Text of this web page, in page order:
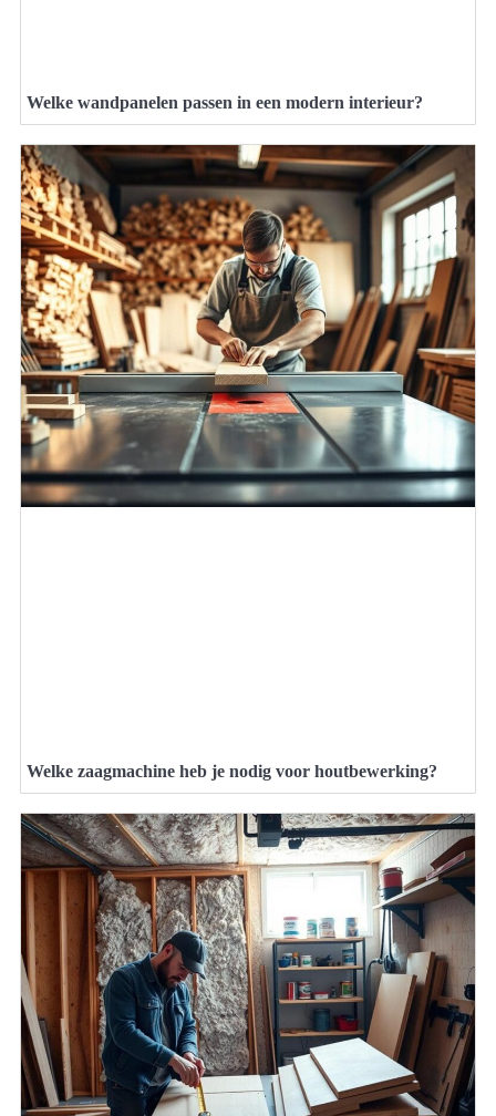
Welke wandpanelen passen in een modern interieur?
Welke zaagmachine heb je nodig voor houtbewerking?